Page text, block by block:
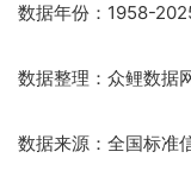
数据年份：1958-
数据整理：众鲤数据
数据来源：全国标准